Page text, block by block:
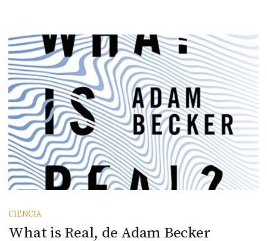
CIENCIA
What is Real, de Adam Becker